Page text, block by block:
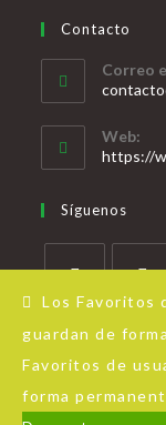
Los Favoritos
guardan de
Favoritos de
forma
Contacto
Correo
Web:
https://
Síguenos
Acerca de Almacén